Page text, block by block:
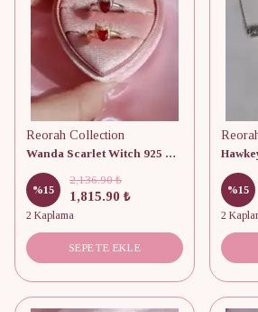
Reorah Collection
Wanda Scarlet Witch 925 Gümüş Yüzük
%15
2,136.90 ₺
1,815.90 ₺
2 Kaplama
SEPETE EKLE
%15
2